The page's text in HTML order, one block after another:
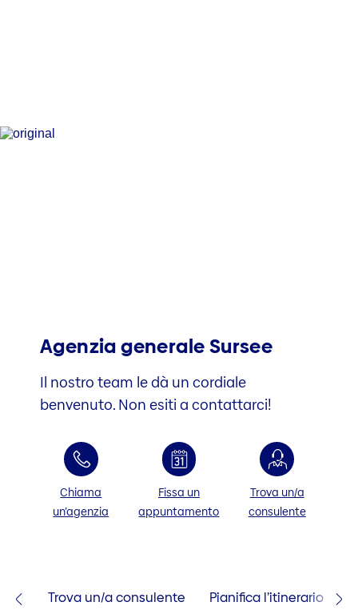
Agenzia generale Sursee
Il nostro team le dà un cordiale
benvenuto. Non esiti a contattarci!
Chiama
un’agenzia
Fissa un
appuntamento
Trova un/a
consulente
Trova un/a consulente Pianifica l’itinerario